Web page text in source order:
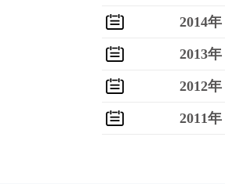
2014年
2013年
2012年
2011年